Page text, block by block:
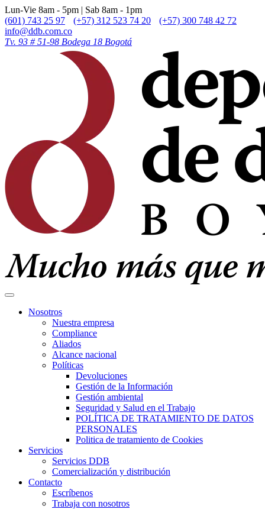
Lun-Vie 8am - 5pm | Sab 8am - 1pm
(601) 743 25 97
(+57) 312 523 74 20
(+57) 300 748 42 72
info@ddb.com.co
Tv. 93 # 51-98 Bodega 18 Bogotá
Nosotros
Nuestra empresa
Compliance
Aliados
Alcance nacional
Políticas
Devoluciones
Gestión de la Información
Gestión ambiental
Seguridad y Salud en el Trabajo
POLÍTICA DE TRATAMIENTO DE DATOS
PERSONALES
Politica de tratamiento de Cookies
Servicios
Servicios DDB
Comercialización y distribución
Contacto
Escríbenos
Trabaja con nosotros